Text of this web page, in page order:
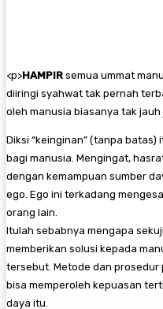
<p>HAMPIR semua ummat
diiringi syahwat tak pernah
oleh manusia biasanya tak
Diksi “keinginan” (tanpa
bagi manusia. Mengingat,
dengan kemampuan sumber
ego. Ego ini terkadang
orang lain.
Itulah sebabnya mengapa
memberikan solusi kepada
tersebut. Metode dan prosedur
bisa memperoleh kepuasan
daya itu.